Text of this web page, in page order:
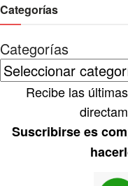
Categorías
Categorías
Recibe las
Suscribirse es